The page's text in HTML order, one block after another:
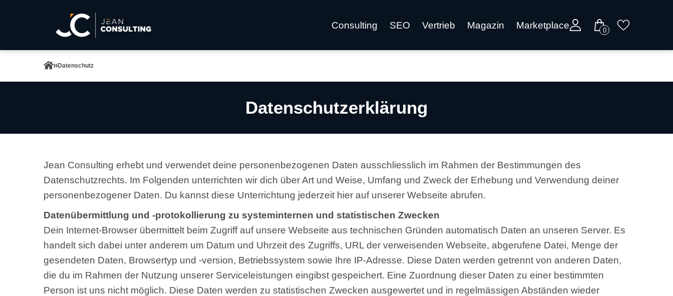
Consulting SEO Vertrieb Magazin Marketplace 0
Datenschutz
Datenschutzerklärung
Jean Consulting erhebt und verwendet deine personenbezogenen Daten ausschliesslich im Rahmen der Bestimmungen des
Datenschutzrechts. Im Folgenden unterrichten wir dich über Art und Weise, Umfang und Zweck der Erhebung und Verwendung deiner
personenbezogener Daten. Du kannst diese Unterrichtung jederzeit hier auf unserer Webseite abrufen.
Datenübermittlung und -protokollierung zu systeminternen und statistischen Zwecken
Dein Internet-Browser übermittelt beim Zugriff auf unsere Webseite aus technischen Gründen automatisch Daten an unseren Server. Es
handelt sich dabei unter anderem um Datum und Uhrzeit des Zugriffs, URL der verweisenden Webseite, abgerufene Datei, Menge der
gesendeten Daten, Browsertyp und -version, Betriebssystem sowie Ihre IP-Adresse. Diese Daten werden getrennt von anderen Daten,
die du im Rahmen der Nutzung unserer Serviceleistungen eingibst gespeichert. Eine Zuordnung dieser Daten zu einer bestimmten
Person ist uns nicht möglich. Diese Daten werden zu statistischen Zwecken ausgewertet und in regelmässigen Abständen wieder